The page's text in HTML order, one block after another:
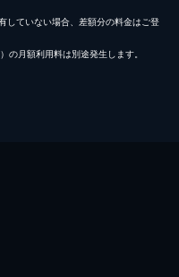
していない場合、差額分の料金はご登
月額利用料は別途発生します。